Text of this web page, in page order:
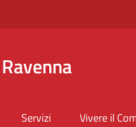
Servizi Vivere il